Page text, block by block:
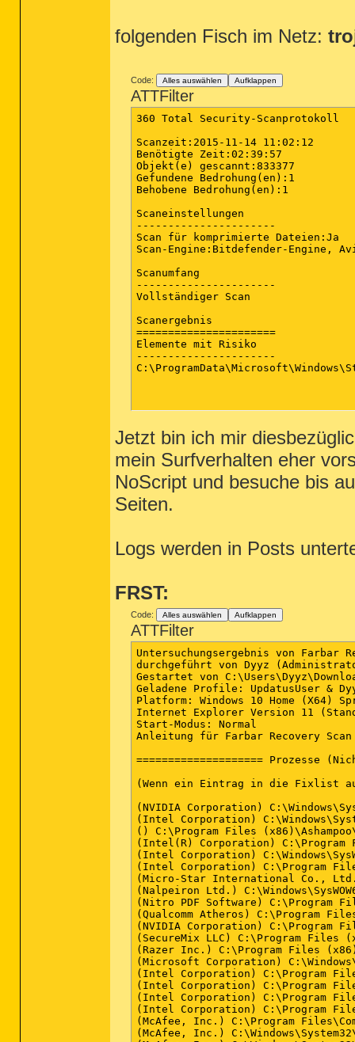
folgenden Fisch im Netz:
Code: Alles auswählen Aufklappen
ATTFilter
360 Total Security-Scanprotokoll
Scanzeit:2015-11-14 11:02:12
Benötigte Zeit:02:39:57
Objekt(e) gescannt:833377
Gefundene Bedrohung(en):1
Behobene Bedrohung(en):1
Scaneinstellungen
----------------------
Scan für komprimierte Dateien:Ja
Scan-Engine:Bitdefender-Engine,
Scanumfang
----------------------
Vollständiger Scan
Scanergebnis
======================
Elemente mit Risiko
----------------------
Jetzt bin ich mir
mein Surfverhalten eher
NoScript und besuche bis
Seiten.
Logs werden in Posts
FRST:
Code: Alles auswählen Aufklappen
ATTFilter
Untersuchungsergebnis von Farbar
durchgeführt von Dyyz
Gestartet von
Geladene Profile: UpdatusUser &
Platform: Windows 10 Home (X64)
Internet Explorer Version 11
Start-Modus: Normal
Anleitung für Farbar Recovery
==================== Prozesse
(Wenn ein Eintrag in die Fixlist
(NVIDIA Corporation)
(Intel Corporation)
() C:\Program Files
(Intel(R) Corporation)
(Intel Corporation)
(Intel Corporation) C:\Program
(Micro-Star International Co.,
(Nalpeiron Ltd.)
(Nitro PDF Software) C:\Program
(Qualcomm Atheros) C:\Program
(NVIDIA Corporation) C:\Program
(SecureMix LLC) C:\Program Files
(Razer Inc.) C:\Program Files
(Microsoft Corporation)
(Intel Corporation) C:\Program
(Intel Corporation) C:\Program
(Intel Corporation) C:\Program
(Intel Corporation) C:\Program
(McAfee, Inc.) C:\Program
(McAfee, Inc.)